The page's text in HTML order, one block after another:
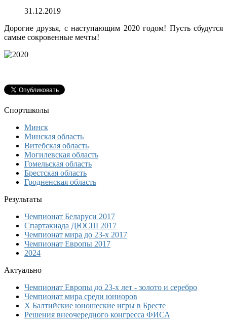
31.12.2019
Дорогие друзья, с наступающим 2020 годом! Пусть сбудутся
самые сокровенные мечты!
Спортшколы
Минск
Минская область
Витебская область
Могилевская область
Гомельская область
Брестская область
Гродненская область
Результаты
Чемпионат Беларуси 2017
Спартакиада ДЮСШ 2017
Чемпионат мира до 23-х 2017
Чемпионат Европы 2017
2024
Актуально
Чемпионат Европы до 23-х лет - золото и серебро
Чемпионат мира среди юниоров
Х Балтийские юношеские игры в Бресте
Решения внеочередного конгресса ФИСА